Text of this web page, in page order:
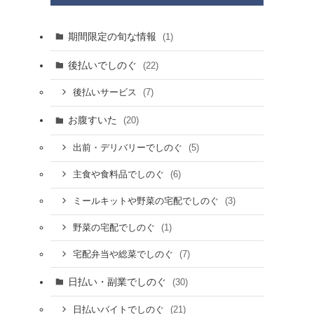
期間限定の旬な情報 (1)
後払いでしのぐ (22)
後払いサービス (7)
お腹すいた (20)
出前・デリバリーでしのぐ (5)
主食や食料品でしのぐ (6)
ミールキットや野菜の宅配でしのぐ (3)
野菜の宅配でしのぐ (1)
宅配弁当や総菜でしのぐ (7)
日払い・副業でしのぐ (30)
日払いバイトでしのぐ (21)